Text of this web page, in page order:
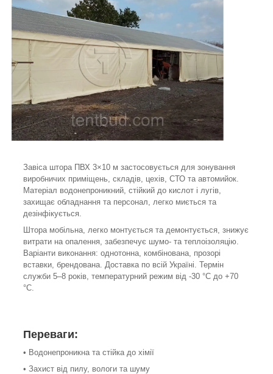
Завіса шторa ПВХ 3×10 м застосовується для зонування
виробничих приміщень, складів, цехів, СТО та автомийок.
Матеріал водонепроникний, стійкий до кислот і лугів,
захищає обладнання та персонал, легко миється та
дезінфікується.
Штора мобільна, легко монтується та демонтується, знижує
витрати на опалення, забезпечує шумо- та теплоізоляцію.
Варіанти виконання: однотонна, комбінована, прозорі
вставки, брендована. Доставка по всій Україні. Термін
служби 5–8 років, температурний режим від -30 °C до +70
°C.
Переваги:
• Водонепроникна та стійка до хімії
• Захист від пилу, вологи та шуму